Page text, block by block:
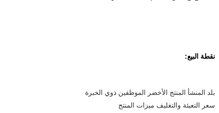
نقطة البيع:
بلد المنشأ المنتج الأخضر الموظفين ذوي الخبرة
سعر التعبئة والتغليف ميزات المنتج